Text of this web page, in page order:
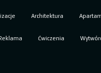
Architektura
Ćwiczenia